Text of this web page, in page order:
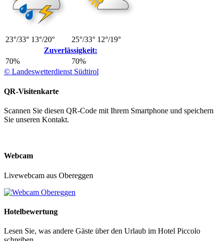
Zuverlässigkeit:
70%
70%
23°/33° 13°/20° 25°/33° 12°/19°
© Landeswetterdienst Südtirol
QR-Visitenkarte
Scannen Sie diesen QR-Code mit Ihrem Smartphone und speichern
Sie unseren Kontakt.
Webcam
Livewebcam aus Obereggen
Hotelbewertung
Lesen Sie, was andere Gäste über den Urlaub im Hotel Piccolo